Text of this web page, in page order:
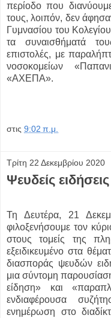
περίοδο που
τους, λοιπόν, δεν
Γυμνασίου του
τα συναισθήματά
επιστολές, με
νοσοκομείων
«ΑΧΕΠΑ».
στις 9:02 π.μ.
Τρίτη 22 Δεκεμβρίου 2020
Ψευδείς
Τη Δευτέρα, 21
φιλοξενήσουμε τον
στους τομείς της
εξειδικευμένο στα
διασποράς ψευδών
μια σύντομη
είδηση» και
ενδιαφέρουσα
ενημέρωση στο